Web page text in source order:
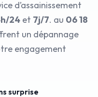
d’assainissement
24 et 7j/7. au 06 18
un dépannage
engagement
surprise